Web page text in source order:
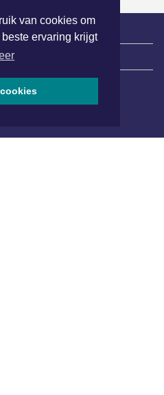
van cookies om
ervaring krijgt
| Evenementen